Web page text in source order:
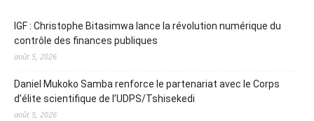
IGF : Christophe Bitasimwa lance la révolution numérique du
contrôle des finances publiques
août 5, 2026
Daniel Mukoko Samba renforce le partenariat avec le Corps
d’élite scientifique de l’UDPS/Tshisekedi
août 5, 2026